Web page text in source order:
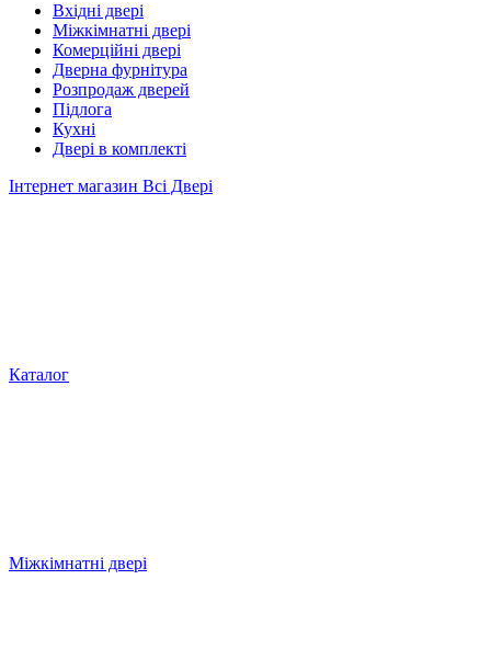
Вхідні двері
Міжкімнатні двері
Комерційні двері
Дверна фурнітура
Розпродаж дверей
Підлога
Кухні
Двері в комплекті
Інтернет магазин Всі Двері
Каталог
Міжкімнатні двері